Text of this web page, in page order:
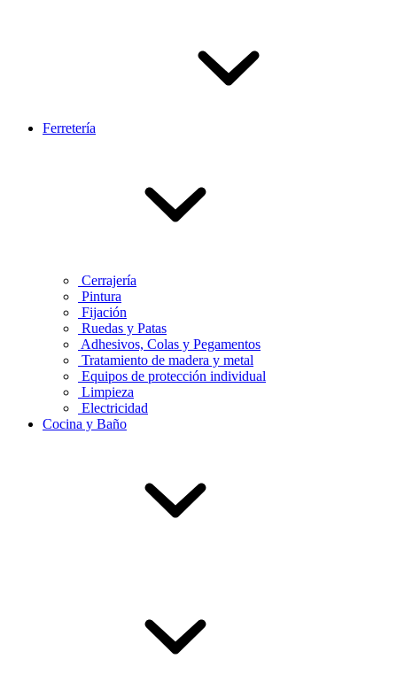
Ferretería
Cerrajería
Pintura
Fijación
Ruedas y Patas
Adhesivos, Colas y Pegamentos
Tratamiento de madera y metal
Equipos de protección individual
Limpieza
Electricidad
Cocina y Baño